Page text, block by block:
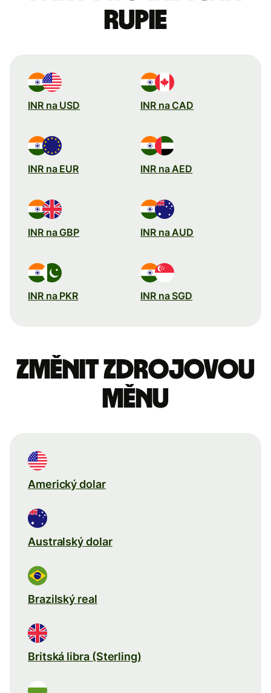
rupie
INR na USD INR na CAD
INR na EUR INR na AED
INR na GBP INR na AUD
INR na PKR INR na SGD
Změnit zdrojovou
měnu
Americký dolar
Australský dolar
Brazilský real
Britská libra (Sterling)